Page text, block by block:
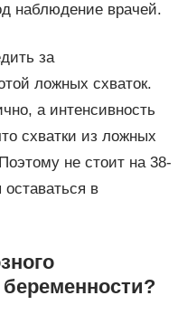
наблюдение врачей.
за
ложных схваток.
а интенсивность
схватки из ложных
не стоит на 38-
в